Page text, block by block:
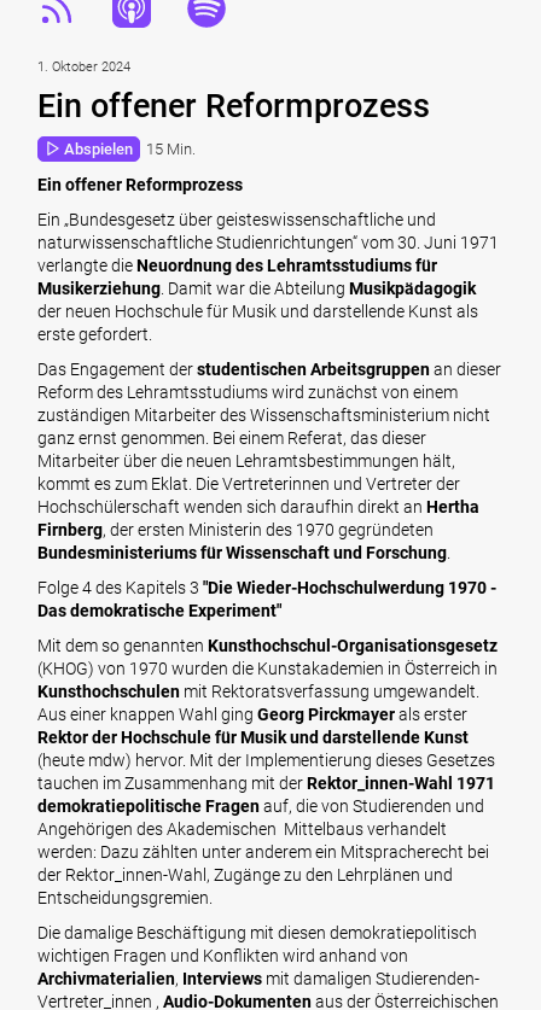
1. Oktober 2024
Ein offener Reformprozess
Abspielen 15 Min.
Ein offener Reformprozess
Ein „Bundesgesetz über geisteswissenschaftliche und
naturwissenschaftliche Studienrichtungen“ vom 30. Juni 1971
verlangte dieNeuordnung des Lehramtsstudiums für
Musikerziehung . Damit war die AbteilungMusikpädagogik
der neuen Hochschule für Musik und darstellende Kunst als
erste gefordert.
Das Engagement derstudentischen Arbeitsgruppenan dieser
Reform des Lehramtsstudiums wird zunächst von einem
zuständigen Mitarbeiter des Wissenschaftsministerium nicht
ganz ernst genommen. Bei einem Referat, das dieser
Mitarbeiter über die neuen Lehramtsbestimmungen hält,
kommt es zum Eklat. Die Vertreterinnen und Vertreter der
Hochschülerschaft wenden sich daraufhin direkt anHertha
Firnberg, der ersten Ministerin des 1970 gegründeten
Bundesministeriums für Wissenschaft und Forschung
Folge 4 des Kapitels 3"Die Wieder-Hochschulwerdung 1970 -
Das demokratische Experiment"
Mit dem so genanntenKunsthochschul-Organisationsgesetz
(KHOG) von 1970 wurden die Kunstakademien in Österreich in
Kunsthochschulen mit Rektoratsverfassung umgewandelt.
Aus einer knappen Wahl gingGeorg Pirckmayerals erster
Rektor der Hochschule für Musik und darstellende Kunst
(heute mdw) hervor. Mit der Implementierung dieses Gesetzes
tauchen im Zusammenhang mit derRektor_innen-Wahl 1971
demokratiepolitische Fragenauf, die von Studierenden und
Angehörigen des Akademischen Mittelbaus verhandelt
werden: Dazu zählten unter anderem ein Mitspracherecht bei
der Rektor_innen-Wahl, Zugänge zu den Lehrplänen und
Entscheidungsgremien.
Die damalige Beschäftigung mit diesen demokratiepolitisch
wichtigen Fragen und Konflikten wird anhand von
Archivmaterialien, Interviews mit damaligen Studierenden-
Vertreter_innen ,Audio-Dokumentenaus der Österreichischen